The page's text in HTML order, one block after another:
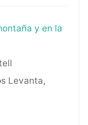
y en la
Levanta,